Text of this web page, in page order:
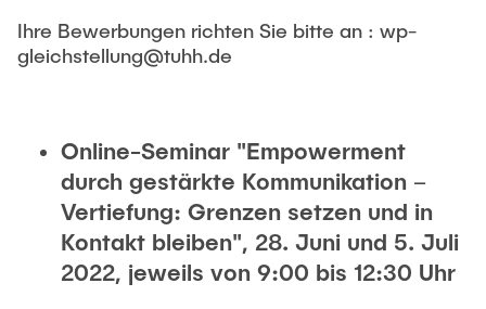
Technologies"
Research and institutes
Institutes
Overview
Ihre Bewerbungen richten Sie bitte an : wp-
gleichstellung@tuhh.de
Online-Seminar "Empowerment
durch gestärkte Kommunikation –
Vertiefung: Grenzen setzen und in
Kontakt bleiben", 28. Juni und 5. Juli
2022, jeweils von 9:00 bis 12:30 Uhr